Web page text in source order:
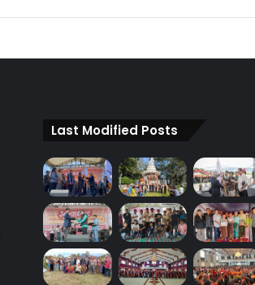
Last Modified Posts